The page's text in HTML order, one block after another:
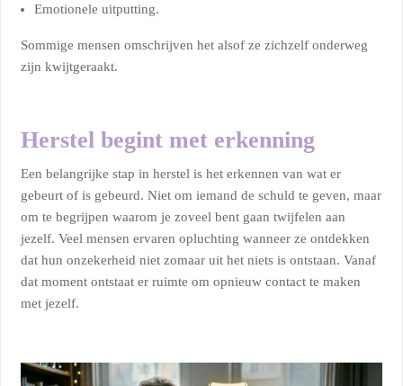
Emotionele uitputting.
Sommige mensen omschrijven het alsof ze zichzelf onderweg
zijn kwijtgeraakt.
Herstel begint met erkenning
Een belangrijke stap in herstel is het erkennen van wat er
gebeurt of is gebeurd. Niet om iemand de schuld te geven, maar
om te begrijpen waarom je zoveel bent gaan twijfelen aan
jezelf. Veel mensen ervaren opluchting wanneer ze ontdekken
dat hun onzekerheid niet zomaar uit het niets is ontstaan. Vanaf
dat moment ontstaat er ruimte om opnieuw contact te maken
met jezelf.